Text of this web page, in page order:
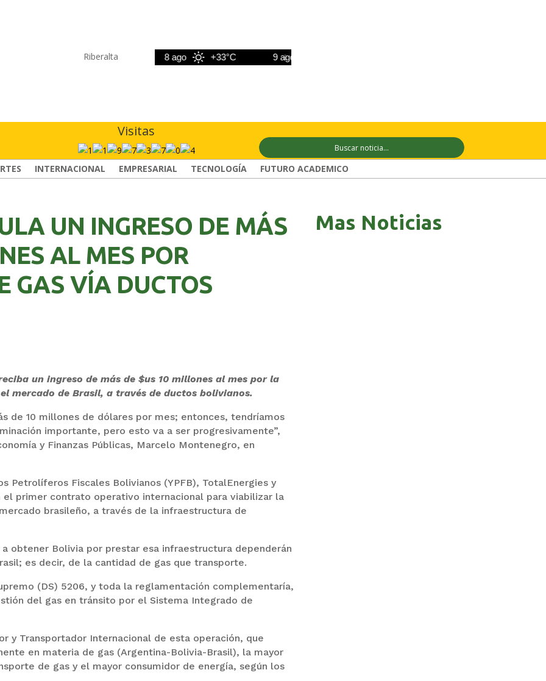
Riberalta
+33°C 8 ago +33°C 9 ago
Visitas
INTERNACIONAL EMPRESARIAL TECNOLOGÍA FUTURO ACADEMICO
UN INGRESO DE MÁS
AL MES POR
GAS VÍA DUCTOS
un ingreso de más de $us 10 millones al mes por la
mercado de Brasil, a través de ductos bolivianos.
de 10 millones de dólares por mes; entonces, tendríamos
importante, pero esto va a ser progresivamente”,
y Finanzas Públicas, Marcelo Montenegro, en
Petrolíferos Fiscales Bolivianos (YPFB), TotalEnergies y
primer contrato operativo internacional para viabilizar la
brasileño, a través de la infraestructura de
obtener Bolivia por prestar esa infraestructura dependerán
es decir, de la cantidad de gas que transporte.
(DS) 5206, y toda la reglamentación complementaría,
del gas en tránsito por el Sistema Integrado de
y Transportador Internacional de esta operación, que
en materia de gas (Argentina-Bolivia-Brasil), la mayor
de gas y el mayor consumidor de energía, según los
Mas Noticias